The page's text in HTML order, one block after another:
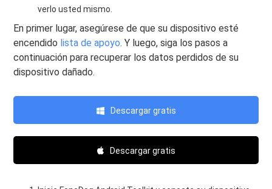
verlo usted mismo.
En primer lugar, asegúrese de que su dispositivo esté
encendido lista de apoyo. Y luego, siga los pasos a
continuación para recuperar los datos perdidos de su
dispositivo dañado.
Descargar gratis
Descargar gratis